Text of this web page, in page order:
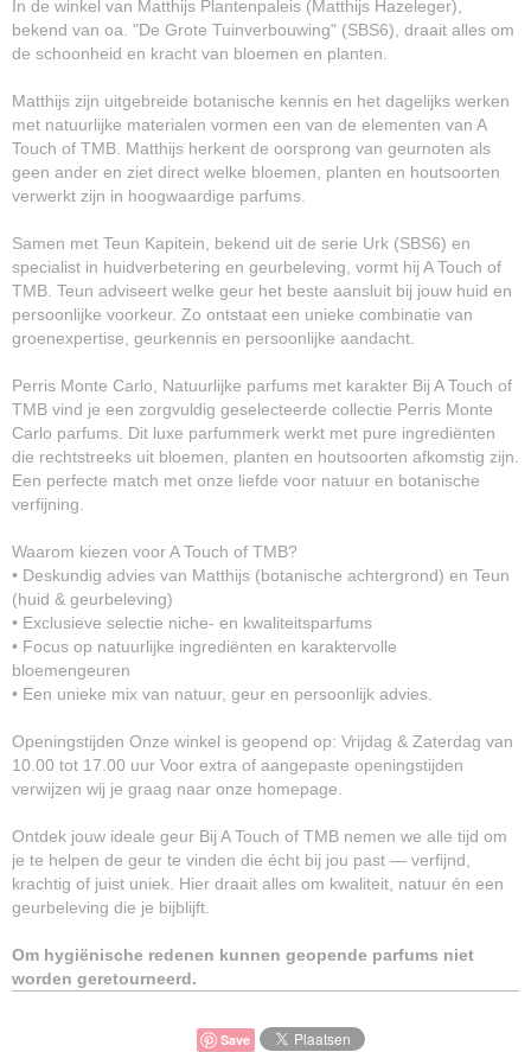
In de winkel van Matthijs Plantenpaleis (Matthijs Hazeleger),
bekend van oa. "De Grote Tuinverbouwing" (SBS6), draait alles om
de schoonheid en kracht van bloemen en planten.
Matthijs zijn uitgebreide botanische kennis en het dagelijks werken
met natuurlijke materialen vormen een van de elementen van A
Touch of TMB. Matthijs herkent de oorsprong van geurnoten als
geen ander en ziet direct welke bloemen, planten en houtsoorten
verwerkt zijn in hoogwaardige parfums.
Samen met Teun Kapitein, bekend uit de serie Urk (SBS6) en
specialist in huidverbetering en geurbeleving, vormt hij A Touch of
TMB. Teun adviseert welke geur het beste aansluit bij jouw huid en
persoonlijke voorkeur. Zo ontstaat een unieke combinatie van
groenexpertise, geurkennis en persoonlijke aandacht.
Perris Monte Carlo, Natuurlijke parfums met karakter Bij A Touch of
TMB vind je een zorgvuldig geselecteerde collectie Perris Monte
Carlo parfums. Dit luxe parfummerk werkt met pure ingrediënten
die rechtstreeks uit bloemen, planten en houtsoorten afkomstig zijn.
Een perfecte match met onze liefde voor natuur en botanische
verfijning.
Waarom kiezen voor A Touch of TMB?
• Deskundig advies van Matthijs (botanische achtergrond) en Teun
(huid & geurbeleving)
• Exclusieve selectie niche- en kwaliteitsparfums
• Focus op natuurlijke ingrediënten en karaktervolle
bloemengeuren
• Een unieke mix van natuur, geur en persoonlijk advies.
Openingstijden Onze winkel is geopend op: Vrijdag & Zaterdag van
10.00 tot 17.00 uur Voor extra of aangepaste openingstijden
verwijzen wij je graag naar onze homepage.
Ontdek jouw ideale geur Bij A Touch of TMB nemen we alle tijd om
je te helpen de geur te vinden die écht bij jou past — verfijnd,
krachtig of juist uniek. Hier draait alles om kwaliteit, natuur én een
geurbeleving die je bijblijft.
Om hygiënische redenen kunnen geopende parfums niet
worden geretourneerd.
Save